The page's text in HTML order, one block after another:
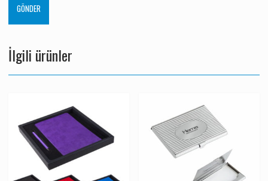
İlgili ürünler